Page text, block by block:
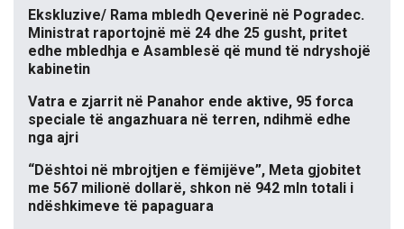
Ekskluzive/ Rama mbledh Qeverinë në Pogradec.
Ministrat raportojnë më 24 dhe 25 gusht, pritet
edhe mbledhja e Asamblesë që mund të ndryshojë
kabinetin
Vatra e zjarrit në Panahor ende aktive, 95 forca
speciale të angazhuara në terren, ndihmë edhe
nga ajri
“Dështoi në mbrojtjen e fëmijëve”, Meta gjobitet
me 567 milionë dollarë, shkon në 942 mln totali i
ndëshkimeve të papaguara